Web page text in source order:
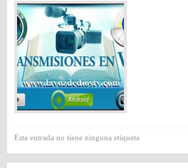
Esta entrada no tiene ninguna etiqueta